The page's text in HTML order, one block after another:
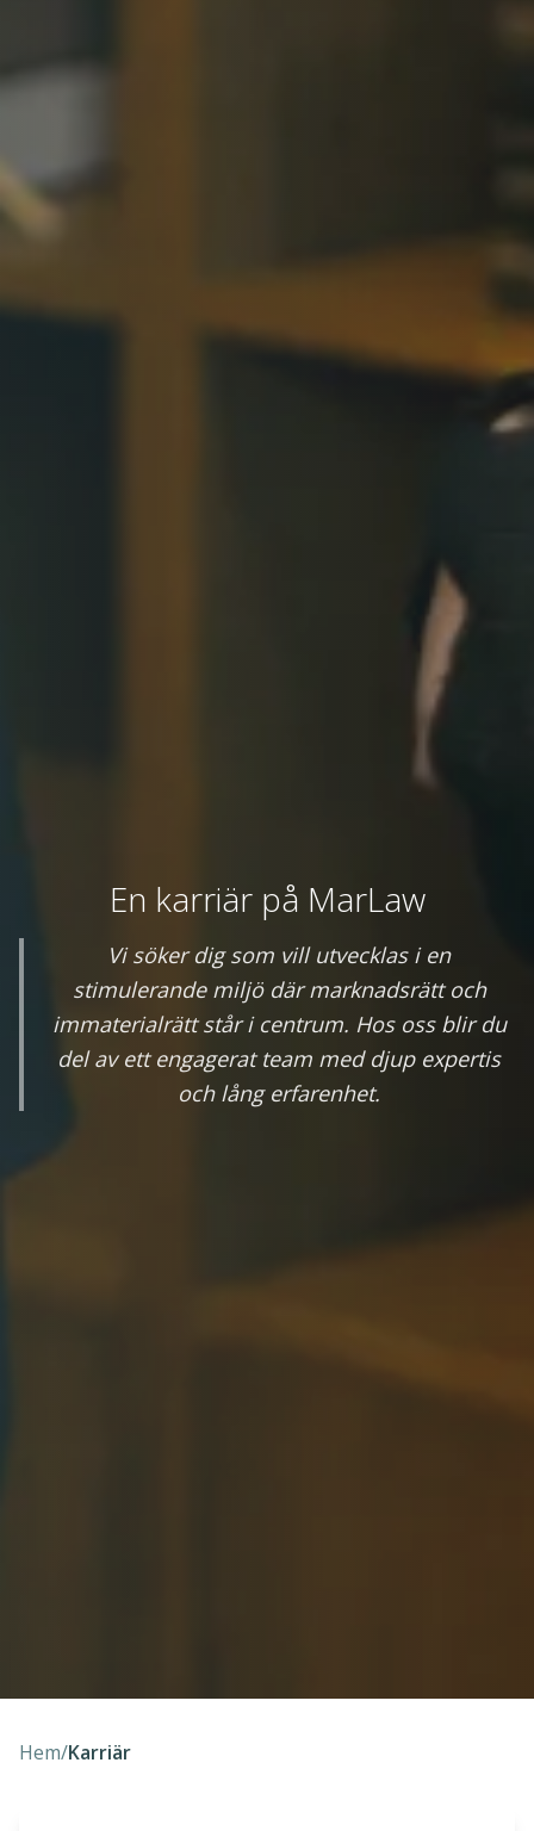
En karriär på MarLaw
Vi söker dig som vill utvecklas i en
stimulerande miljö där marknadsrätt och
immaterialrätt står i centrum. Hos oss blir du
del av ett engagerat team med djup expertis
och lång erfarenhet.
Hem/Karriär